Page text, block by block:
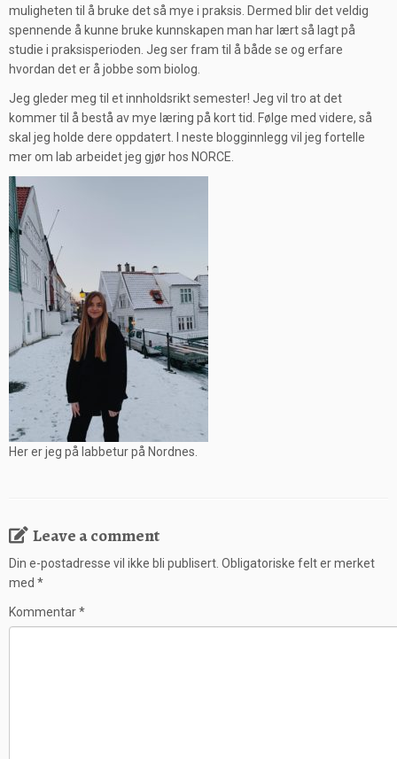
muligheten til å bruke det så mye i praksis. Dermed blir det veldig
spennende å kunne bruke kunnskapen man har lært så lagt på
studie i praksisperioden. Jeg ser fram til å både se og erfare
hvordan det er å jobbe som biolog.
Jeg gleder meg til et innholdsrikt semester! Jeg vil tro at det
kommer til å bestå av mye læring på kort tid. Følge med videre, så
skal jeg holde dere oppdatert. I neste blogginnlegg vil jeg fortelle
mer om lab arbeidet jeg gjør hos NORCE.
Her er jeg på labbetur på Nordnes.
Leave a comment
Din e-postadresse vil ikke bli publisert. Obligatoriske felt er merket
med *
Kommentar*